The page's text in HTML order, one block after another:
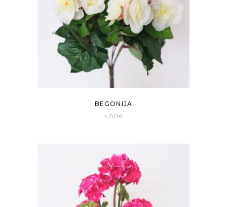
BEGONIJA
4.80€